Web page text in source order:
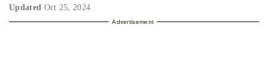
Updated Oct 25, 2024
Advertisement